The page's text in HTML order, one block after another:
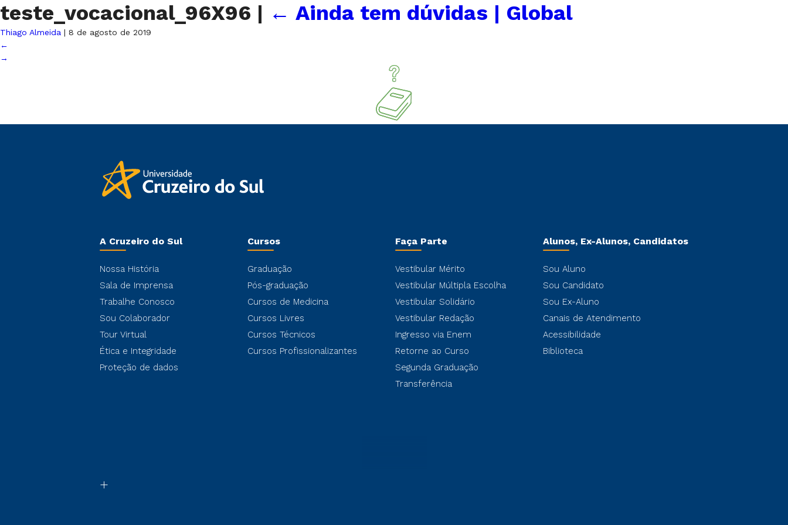
teste_vocacional_96X96 | ← Ainda tem dúvidas | Global
Thiago Almeida | 8 de agosto de 2019
←
→
A Cruzeiro do Sul
Nossa História
Sala de Imprensa
Trabalhe Conosco
Sou Colaborador
Tour Virtual
Ética e Integridade
Proteção de dados
Cursos
Graduação
Pós-graduação
Cursos de Medicina
Cursos Livres
Cursos Técnicos
Cursos Profissionalizantes
Faça Parte
Vestibular Mérito
Vestibular Múltipla Escolha
Vestibular Solidário
Vestibular Redação
Ingresso via Enem
Retorne ao Curso
Segunda Graduação
Transferência
Alunos, Ex-Alunos, Candidatos
Sou Aluno
Sou Candidato
Sou Ex-Aluno
Canais de Atendimento
Acessibilidade
Biblioteca